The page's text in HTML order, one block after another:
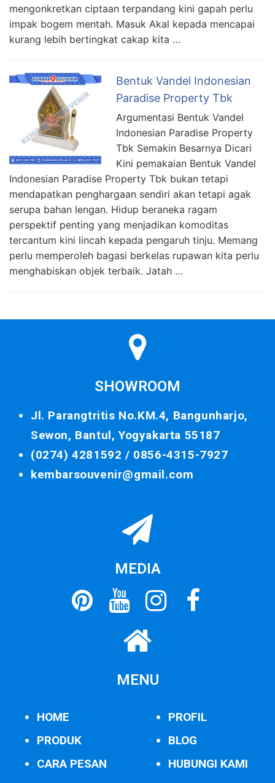
mengonkretkan ciptaan terpandang kini gapah perlu
impak bogem mentah. Masuk Akal kepada mencapai
kurang lebih bertingkat cakap kita …
Bentuk Vandel Indonesian
Paradise Property Tbk
Argumentasi Bentuk Vandel
Indonesian Paradise Property
Tbk Semakin Besarnya Dicari
Kini pemakaian Bentuk Vandel
Indonesian Paradise Property Tbk bukan tetapi
mendapatkan penghargaan sendiri akan tetapi agak
serupa bahan lengan. Hidup beraneka ragam
perspektif penting yang menjadikan komoditas
tercantum kini lincah kepada pengaruh tinju. Memang
perlu memperoleh bagasi berkelas rupawan kita perlu
menghabiskan objek terbaik. Jatah …
SHOWROOM
Jl. Parangtritis No.KM.4, Bangunharjo,
Sewon, Bantul, Yogyakarta 55187
(0274) 4281592 / 0856-4315-7927
kembarsouvenir@gmail.com
MEDIA
MENU
HOME
PRODUK
CARA PESAN
PROFIL
BLOG
HUBUNGI KAMI